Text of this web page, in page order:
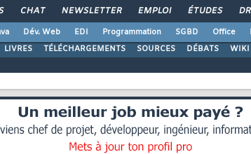
CHAT NEWSLETTER EMPLOI ÉTUDES
Dév. Web EDI Programmation SGBD Office
LIVRES TÉLÉCHARGEMENTS SOURCES DÉBATS WIKI